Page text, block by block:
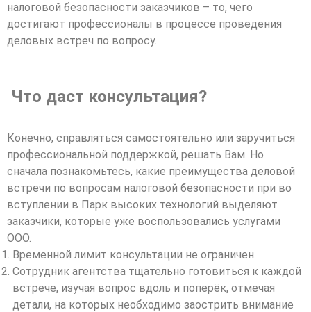
налоговой безопасности заказчиков – то, чего
достигают профессионалы в процессе проведения
деловых встреч по вопросу.
Что даст консультация?
Конечно, справляться самостоятельно или заручиться
профессиональной поддержкой, решать Вам. Но
сначала познакомьтесь, какие преимущества деловой
встречи по вопросам налоговой безопасности при во
вступлении в Парк высоких технологий выделяют
заказчики, которые уже воспользовались услугами
ООО.
Временной лимит консультации не ограничен.
Сотрудник агентства тщательно готовиться к каждой
встрече, изучая вопрос вдоль и поперёк, отмечая
детали, на которых необходимо заострить внимание